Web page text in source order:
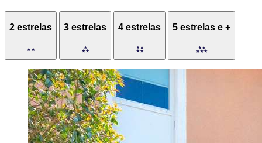
2 estrelas 3 estrelas 4 estrelas 5 estrelas e +